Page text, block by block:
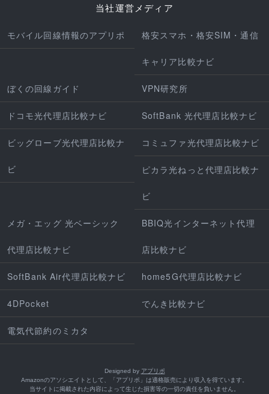
当社運営メディア
モバイル回線情報のアプリポ 格安スマホ・格安SIM・通信
キャリア比較ナビ
ぼくの回線ガイド VPN研究所
ドコモ光代理店比較ナビ SoftBank 光代理店比較ナビ
ビッグローブ光代理店比較ナ
ビ
コミュファ光代理店比較ナビ
ピカラ光ねっと代理店比較ナ
ビ
メガ・エッグ 光ベーシック
代理店比較ナビ
BBIQ光インターネット代理
店比較ナビ
SoftBank Air代理店比較ナビ home5G代理店比較ナビ
4DPocket でんき比較ナビ
電気代節約のミカタ
Designed by アプリポ
Amazonのアソシエイトとして、「アプリポ」は適格販売により収入を得ています。
当サイトに掲載された内容によって生じた損害等の一切の責任を負いません。